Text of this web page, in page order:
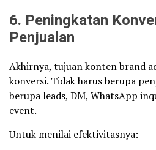
6. Peningkatan
Penjualan
Akhirnya, tujuan konten brand
konversi. Tidak harus berupa
berupa leads, DM, WhatsApp
event.
Untuk menilai efektivitasnya: